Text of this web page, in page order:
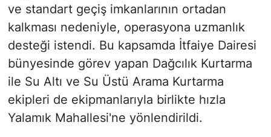
ve standart geçiş imkanlarının ortadan
kalkması nedeniyle, operasyona uzmanlık
desteği istendi. Bu kapsamda İtfaiye Dairesi
bünyesinde görev yapan Dağcılık Kurtarma
ile Su Altı ve Su Üstü Arama Kurtarma
ekipleri de ekipmanlarıyla birlikte hızla
Yalamık Mahallesi'ne yönlendirildi.